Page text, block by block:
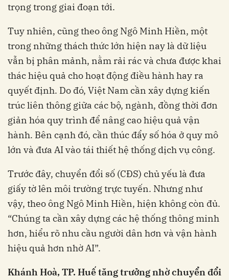
trọng trong giai đoạn tới.
Tuy nhiên, cũng theo ông Ngô Minh Hiền, một
trong những thách thức lớn hiện nay là dữ liệu
vẫn bị phân mảnh, nằm rải rác và chưa được khai
thác hiệu quả cho hoạt động điều hành hay ra
quyết định. Do đó, Việt Nam cần xây dựng kiến
trúc liên thông giữa các bộ, ngành, đồng thời đơn
giản hóa quy trình để nâng cao hiệu quả vận
hành. Bên cạnh đó, cần thúc đẩy số hóa ở quy mô
lớn và đưa AI vào tái thiết hệ thống dịch vụ công.
Trước đây, chuyển đổi số (CĐS) chủ yếu là đưa
giấy tờ lên môi trường trực tuyến. Nhưng như
vậy, theo ông Ngô Minh Hiền, hiện không còn đủ.
“Chúng ta cần xây dựng các hệ thống thông minh
hơn, hiểu rõ nhu cầu người dân hơn và vận hành
hiệu quả hơn nhờ AI”.
Khánh Hoà, TP. Huế tăng trưởng nhờ chuyển đổi